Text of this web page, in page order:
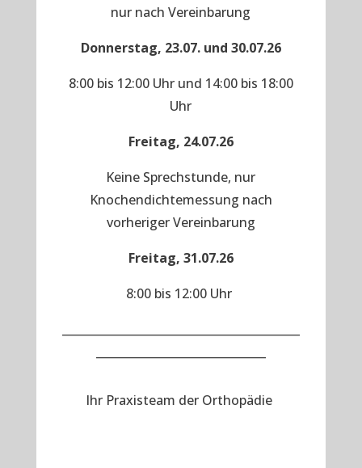
nur nach Vereinbarung
Donnerstag, 23.07. und 30.07.26
8:00 bis 12:00 Uhr und 14:00 bis 18:00
Uhr
Freitag, 24.07.26
Keine Sprechstunde, nur
Knochendichtemessung nach
vorheriger Vereinbarung
Freitag, 31.07.26
8:00 bis 12:00 Uhr
Ihr Praxisteam der Orthopädie